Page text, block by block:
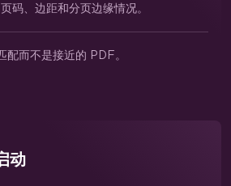
码、边距和分页边缘情况。
配而不是接近的 PDF。
动